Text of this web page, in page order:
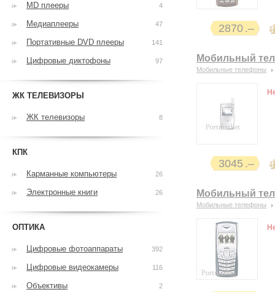
2870
Мобильный
Мобильные телефоны
3045
Мобильный
Мобильные телефоны
MD плееры 4
Медиаплееры 47
Портативные DVD плееры 141
Цифровые диктофоны 97
ЖК ТЕЛЕВИЗОРЫ
ЖК телевизоры 8
КПК
Карманные компьютеры 26
Электронные книги 26
ОПТИКА
Цифровые фотоаппараты 392
Цифровые видеокамеры 116
Объективы 2